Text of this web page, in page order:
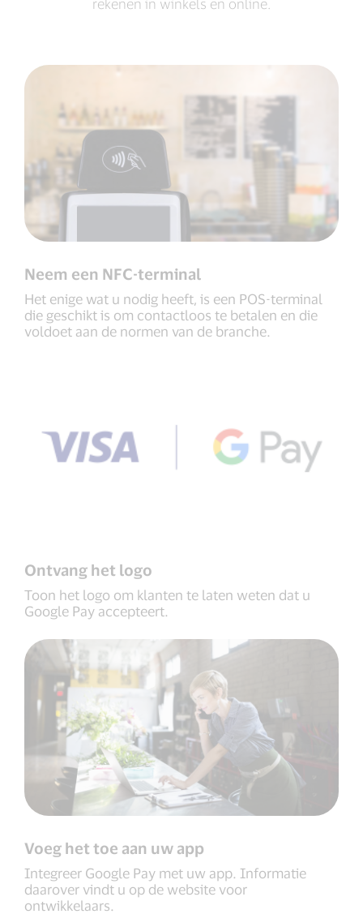
Neem een NFC-terminal
Het enige wat u nodig heeft, is een POS-terminal
die geschikt is om contactloos te betalen en die
voldoet aan de normen van de branche.
Ontvang het logo
Toon het logo om klanten te laten weten dat u
Google Pay accepteert.
Voeg het toe aan uw app
Integreer Google Pay met uw app. Informatie
daarover vindt u op de website voor
ontwikkelaars.